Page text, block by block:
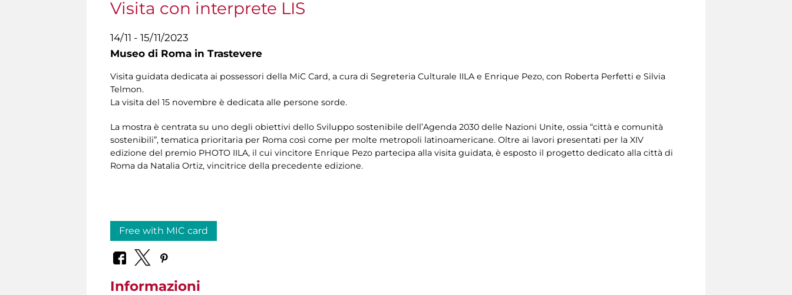
Visita con interprete LIS
14/11 - 15/11/2023
Museo di Roma in Trastevere
Visita guidata dedicata ai possessori della MiC Card, a cura di Segreteria Culturale IILA e Enrique Pezo, con Roberta Perfetti e Silvia
Telmon.
La visita del 15 novembre è dedicata alle persone sorde.
La mostra è centrata su uno degli obiettivi dello Sviluppo sostenibile dell’Agenda 2030 delle Nazioni Unite, ossia “città e comunità
sostenibili”, tematica prioritaria per Roma così come per molte metropoli latinoamericane. Oltre ai lavori presentati per la XIV
edizione del premio PHOTO IILA, il cui vincitore Enrique Pezo partecipa alla visita guidata, è esposto il progetto dedicato alla città di
Roma da Natalia Ortiz, vincitrice della precedente edizione.
Free with MIC card
Informazioni